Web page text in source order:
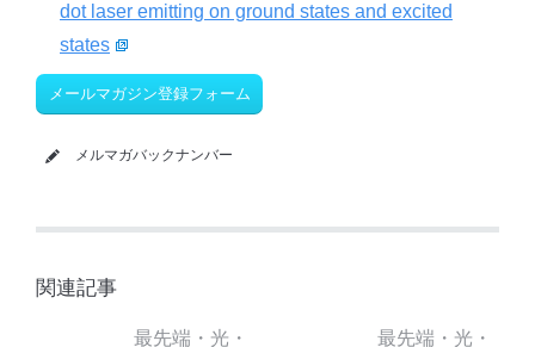
dot laser emitting on ground states and excited
states
メールマガジン登録フォーム
メルマガバックナンバー
関連記事
最先端・光・
最先端・光・